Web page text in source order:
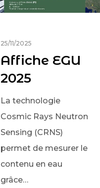
25/11/2025
Affiche EGU
2025
La technologie
Cosmic Rays Neutron
Sensing (CRNS)
permet de mesurer le
contenu en eau
grâce…